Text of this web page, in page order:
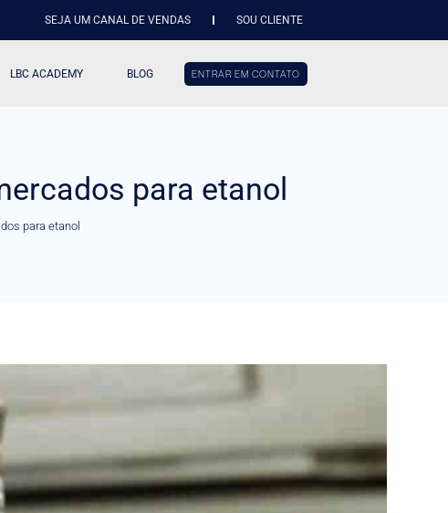
SEJA UM CANAL DE VENDAS SOU CLIENTE
LBC ACADEMY BLOG ENTRAR EM CONTATO
para etanol
para etanol